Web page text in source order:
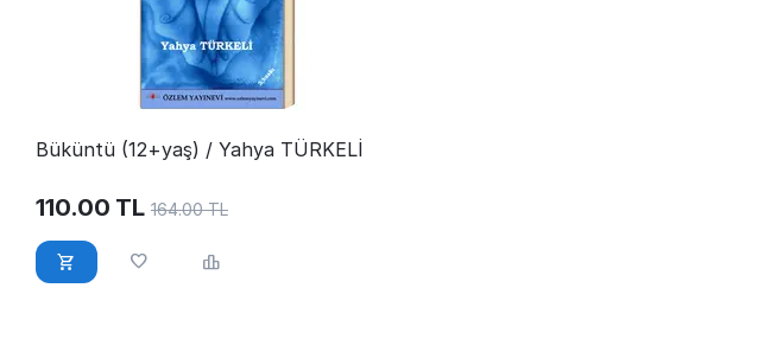
Büküntü (12+yaş) / Yahya TÜRKELİ
110.00 TL 164.00 TL